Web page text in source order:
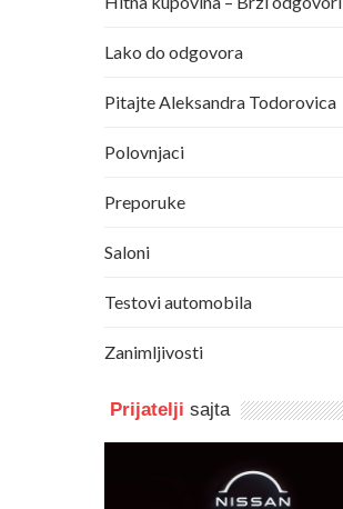
Lako do odgovora
Pitajte Aleksandra Todorovica
Polovnjaci
Preporuke
Saloni
Testovi automobila
Zanimljivosti
Prijatelji sajta